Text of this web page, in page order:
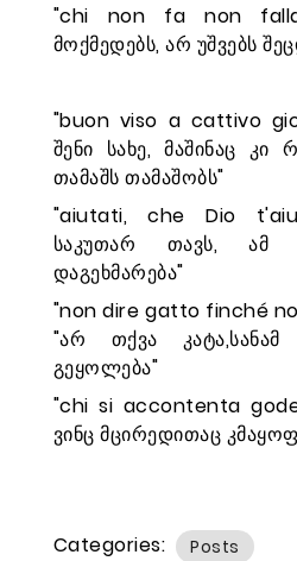
"chi non fa non
მოქმედებს, არ უშვებს
"buon viso a cat­tivo
შენი სახე, მაშინაც კი
თამაშს თამაშობს"
"aiutati, che Dio
საკუთარ თავს, ამ
დაგეხმარება"
"non dire gatto finché
"არ თქვა
გეყოლება"
"chi si ac­con­tenta
ვინც მცირედითაც
Categories: Posts